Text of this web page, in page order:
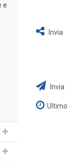
e
Invia
Invia